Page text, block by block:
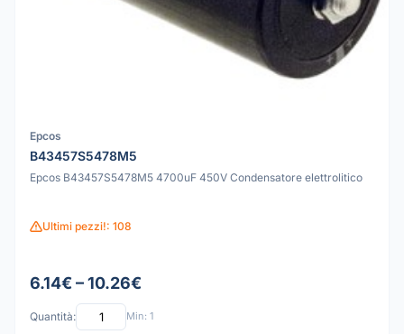
Epcos
B43457S5478M5
Epcos B43457S5478M5 4700uF 450V Condensatore elettrolitico
Ultimi pezzi!: 108
6.14€ – 10.26€
Quantità: Min: 1